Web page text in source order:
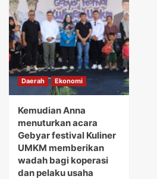
Daerah Ekonomi
Kemudian Anna
menuturkan acara
Gebyar festival Kuliner
UMKM memberikan
wadah bagi koperasi
dan pelaku usaha